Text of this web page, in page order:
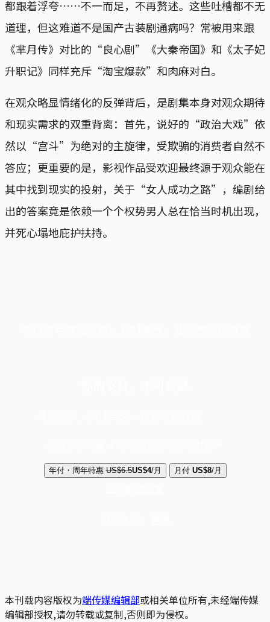
都跟着浮夸……不一而足，不再赘述。这些吐槽都不无
道理，但这难道不是国产古装剧通病吗？常被用来跟
《芈月传》对比的“良心剧”《大秦帝国》和《太子妃
升职记》同样充斥“淘宝爆款”和肉麻对白。
在观众略显情绪化的反弹背后，是剧集本身对观众期待
和现实需求的双重背离：首先，说好的“政治大戏”依
然以“宫斗”为绝对的主旋律，受欺骗的消费者自然不
答应；更重要的是，影视作品受欢迎最终源于观众能在
其中找到现实的投射，关于“女人成功之路”，编剧给
出的答案竟是依赖一个个权势男人总在恰当时机出现，
并死心塌地庇护扶持。
年付・周年特惠 US$6.5US$4/月 月付 US$8/月
本刊载内容版权为端传媒编辑部或相关单位所有,未经端传媒
编辑部授权,请勿转载或复制,否则即为侵权。